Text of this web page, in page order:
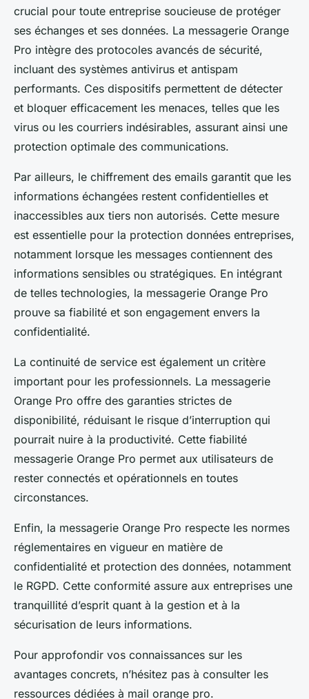
crucial pour toute entreprise soucieuse de protéger
ses échanges et ses données. La messagerie Orange
Pro intègre des protocoles avancés de sécurité,
incluant des systèmes antivirus et antispam
performants. Ces dispositifs permettent de détecter
et bloquer efficacement les menaces, telles que les
virus ou les courriers indésirables, assurant ainsi une
protection optimale des communications.
Par ailleurs, le chiffrement des emails garantit que les
informations échangées restent confidentielles et
inaccessibles aux tiers non autorisés. Cette mesure
est essentielle pour la protection données entreprises,
notamment lorsque les messages contiennent des
informations sensibles ou stratégiques. En intégrant
de telles technologies, la messagerie Orange Pro
prouve sa fiabilité et son engagement envers la
confidentialité.
La continuité de service est également un critère
important pour les professionnels. La messagerie
Orange Pro offre des garanties strictes de
disponibilité, réduisant le risque d’interruption qui
pourrait nuire à la productivité. Cette fiabilité
messagerie Orange Pro permet aux utilisateurs de
rester connectés et opérationnels en toutes
circonstances.
Enfin, la messagerie Orange Pro respecte les normes
réglementaires en vigueur en matière de
confidentialité et protection des données, notamment
le RGPD. Cette conformité assure aux entreprises une
tranquillité d’esprit quant à la gestion et à la
sécurisation de leurs informations.
Pour approfondir vos connaissances sur les
avantages concrets, n’hésitez pas à consulter les
ressources dédiées à mail orange pro.